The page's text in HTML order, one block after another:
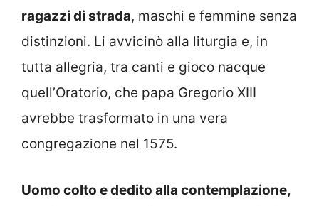
ragazzi di strada, maschi e femmine senza
distinzioni. Li avvicinò alla liturgia e, in
tutta allegria, tra canti e gioco nacque
quell’Oratorio, che papa Gregorio XIII
avrebbe trasformato in una vera
congregazione nel 1575.
Uomo colto e dedito alla contemplazione,